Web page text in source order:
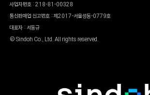
파트너정보센터
사업자번호 : 218-81-00328
통신판매업 신고번호 : 제2017-서울성동-0779호
대표자 : 서동규
© Sindoh Co., Ltd. All rights reserved.